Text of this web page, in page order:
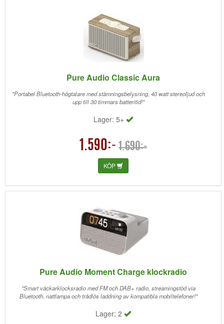
Pure Audio Classic Aura
"Portabel Bluetooth-högtalare med stämningsbelysning, 40 watt stereoljud och
upp till 30 timmars batteritid!"
Lager: 5+
1.590:- 1.690:-
KÖP
Pure Audio Moment Charge klockradio
"Smart väckarklocksradio med FM och DAB+ radio, streamingstöd via
Bluetooth, nattlampa och trådlös laddning av kompatibla mobiltelefoner!"
Lager: 2